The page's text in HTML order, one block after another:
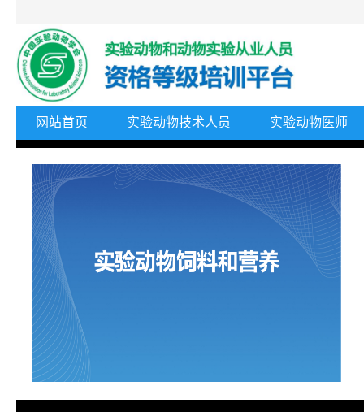
网站首页 实验动物技术人员 实验动物医师